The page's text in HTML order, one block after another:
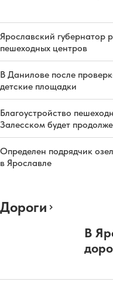
Ярославский губернатор
пешеходных центров
В Данилове после
детские площадки
Благоустройство
Залесском будет
Определен подрядчик
в Ярославле
Дороги
В